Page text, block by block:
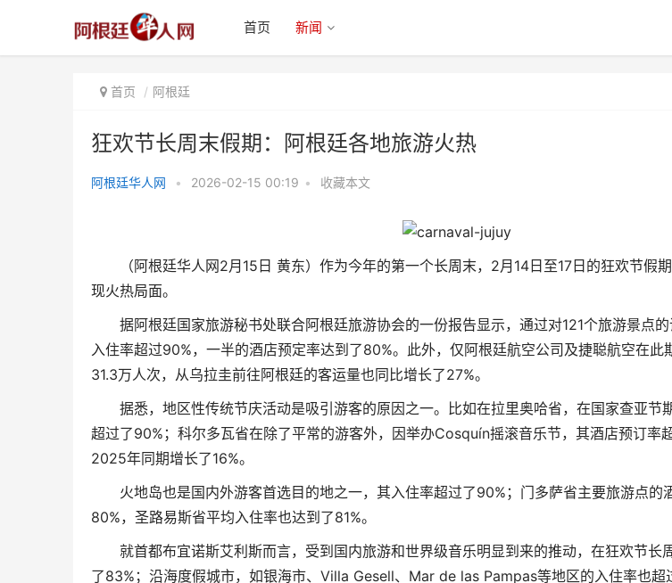
首页 新闻
首页 阿根廷
狂欢节长周末假期：阿根廷各地旅游火热
阿根廷华人网 • 2026-02-15 00:19 • 收藏本文
（阿根廷华人网2月15日 黄东）作为今年的第一个长周末，2月14日至17日的狂欢节假
现火热局面。
据阿根廷国家旅游秘书处联合阿根廷旅游协会的一份报告显示，通过对121个旅游景点
入住率超过90%，一半的酒店预定率达到了80%。此外，仅阿根廷航空公司及捷聪航空在此
31.3万人次，从乌拉圭前往阿根廷的客运量也同比增长了27%。
据悉，地区性传统节庆活动是吸引游客的原因之一。比如在拉里奥哈省，在国家查亚节
超过了90%；科尔多瓦省在除了平常的游客外，因举办Cosquín摇滚音乐节，其酒店预订率
2025年同期增长了16%。
火地岛也是国内外游客首选目的地之一，其入住率超过了90%；门多萨省主要旅游点的
80%，圣路易斯省平均入住率也达到了81%。
就首都布宜诺斯艾利斯而言，受到国内旅游和世界级音乐明显到来的推动，在狂欢节长
了83%；沿海度假城市，如银海市、Villa Gesell、Mar de las Pampas等地区的入住率也超